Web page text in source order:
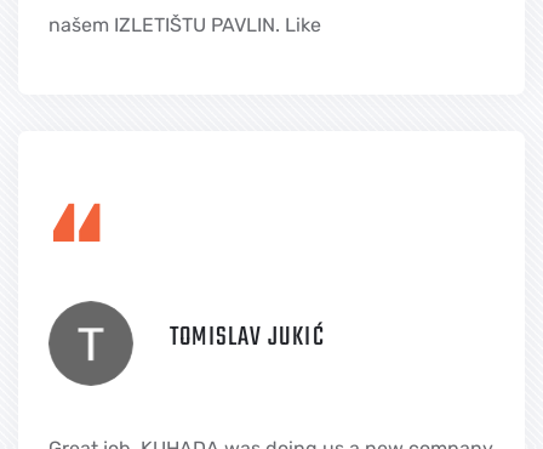
našem IZLETIŠTU PAVLIN. Like
“ TOMISLAV JUKIĆ